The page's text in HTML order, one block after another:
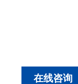
在线咨询